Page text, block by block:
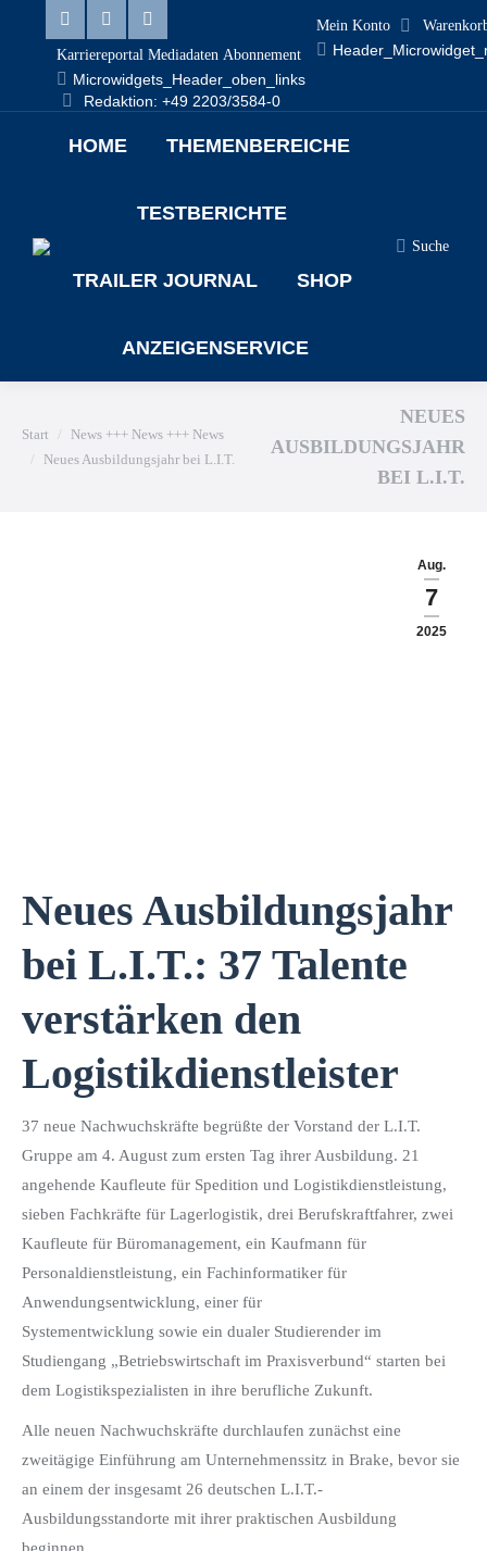
Linkedin
page
opens
in
Facebook
page
opens
in
X
page
opens
Karriereportal Mediadaten Abonnement
Microwidgets_Header_oben_links
Redaktion: +49 2203/3584-0
Mein Konto
HOME THEMENBEREICHE
TESTBERICHTE
TRAILER JOURNAL SHOP
ANZEIGENSERVICE
Search:
Suche
Sie befinden sich hier:
Start
News +++ News +++ News
Neues Ausbildungsjahr bei L.I.T.
NEUES
AUSBILDUNGSJAHR
BEI L.I.T.
Aug.
7
2025
Neues Ausbildungsjahr
bei L.I.T.: 37 Talente
verstärken den
Logistikdienstleister
37 neue Nachwuchskräfte begrüßte der Vorstand der L.I.T.
Gruppe am 4. August zum ersten Tag ihrer Ausbildung. 21
angehende Kaufleute für Spedition und Logistikdienstleistung,
sieben Fachkräfte für Lagerlogistik, drei Berufskraftfahrer, zwei
Kaufleute für Büromanagement, ein Kaufmann für
Personaldienstleistung, ein Fachinformatiker für
Anwendungsentwicklung, einer für
Systementwicklung sowie ein dualer Studierender im
Studiengang „Betriebswirtschaft im Praxisverbund“ starten bei
dem Logistikspezialisten in ihre berufliche Zukunft.
Alle neuen Nachwuchskräfte durchlaufen zunächst eine
zweitägige Einführung am Unternehmenssitz in Brake, bevor sie
an einem der insgesamt 26 deutschen L.I.T.-
Ausbildungsstandorte mit ihrer praktischen Ausbildung